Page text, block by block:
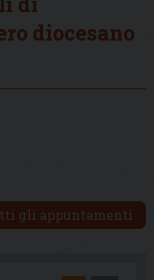
diocesano
gli appuntamenti